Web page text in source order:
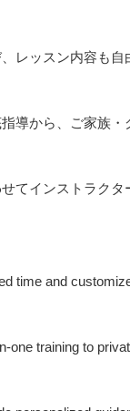
レッスン内容も
導から、ご家族・
てインストラクタ
time and
one training to